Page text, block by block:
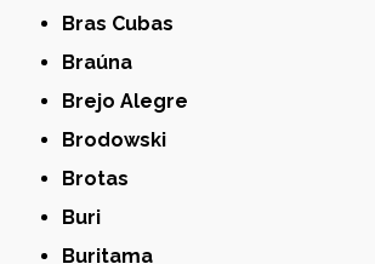
Bras Cubas
Braúna
Brejo Alegre
Brodowski
Brotas
Buri
Buritama